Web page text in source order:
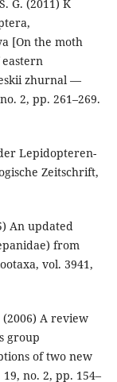
G. (2011) K
[On the moth
zhurnal —
2, pp. 261–269.
Lepidopteren-
Zeitschrift,
An updated
from
vol. 3941,
(2006) A review
group
of two new
no. 2, pp. 154–